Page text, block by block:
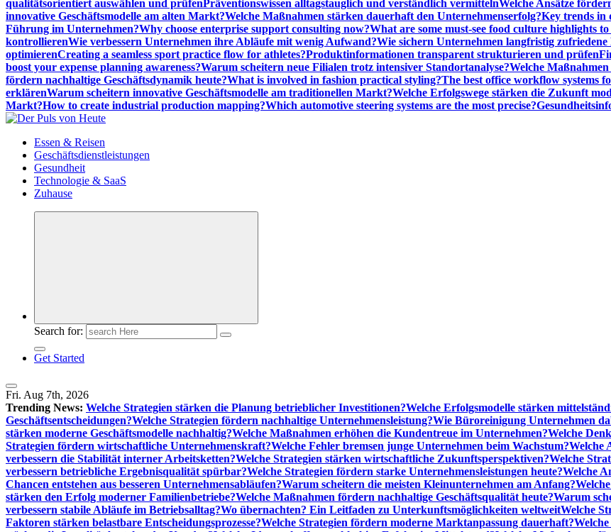
qualitätsorientiert auswählen und prüfenPräventionswissen alltagstauglich und verständlich vermittelnWelche Ansätze
innovative Geschäftsmodelle am alten Markt?Welche Maßnahmen stärken dauerhaft den Unternehmenserfolg?Key trends in
Führung im Unternehmen?Why choose enterprise support consulting now?What are some must-see food culture highlights to
kontrollierenWie verbessern Unternehmen ihre Abläufe mit wenig Aufwand?Wie sichern Unternehmen langfristig zufriedene
optimierenCreating a seamless sport practice flow for athletes?Produktinformationen transparent strukturieren und prüfen
boost your expense planning awareness?Warum scheitern neue Filialen trotz intensiver Standortanalyse?Welche
fördern nachhaltige Geschäftsdynamik heute?What is involved in fashion practical styling?The best office workflow systems
erklärenWarum scheitern innovative Geschäftsmodelle am traditionellen Markt?Welche Erfolgswege stärken die Zukunft
Markt?How to create industrial production mapping?Which automotive steering systems are the most precise?
Meldungen die Resonanz finden
Essen & Reisen
Geschäftsdienstleistungen
Gesundheit
Technologie & SaaS
Zuhause
Search for:
Get Started
Fri. Aug 7th, 2026
Trending News: Welche Strategien stärken die Planung betrieblicher Investitionen?Welche Erfolgsmodelle stärken
Geschäftsentscheidungen?Welche Strategien fördern nachhaltige Unternehmensleistung?Wie Büroreinigung Unternehmen
stärken moderne Geschäftsmodelle nachhaltig?Welche Maßnahmen erhöhen die Kundentreue im Unternehmen?Welche
Strategien fördern wirtschaftliche Unternehmenskraft?Welche Fehler bremsen junge Unternehmen beim Wachstum?Welche
verbessern die Stabilität interner Arbeitsketten?Welche Strategien stärken wirtschaftliche Zukunftsperspektiven?Welche
verbessern betriebliche Ergebnisqualität spürbar?Welche Strategien fördern starke Unternehmensleistungen heute?Welche
Chancen entstehen aus besseren Unternehmensabläufen?Warum scheitern die meisten Kleinunternehmen am Anfang?
stärken den Erfolg moderner Familienbetriebe?Welche Maßnahmen fördern nachhaltige Geschäftsqualität heute?Warum
verbessern stabile Abläufe im Betriebsalltag?Wo übernachten? Ein Leitfaden zu Unterkunftsmöglichkeiten weltweitWelche
Faktoren stärken belastbare Entscheidungsprozesse?Welche Strategien fördern moderne Marktanpassung dauerhaft?